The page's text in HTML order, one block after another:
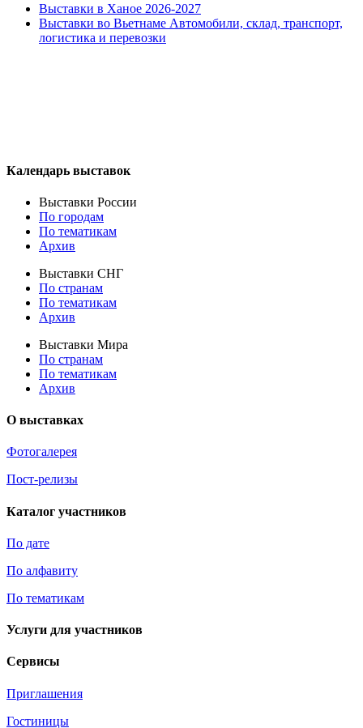
Выставки в Ханое 2026-2027
Выставки во Вьетнаме Автомобили, склад, транспорт,
логистика и перевозки
Календарь выставок
Выставки России
По городам
По тематикам
Архив
Выставки СНГ
По странам
По тематикам
Архив
Выставки Мира
По странам
По тематикам
Архив
О выставках
Фотогалерея
Пост-релизы
Каталог участников
По дате
По алфавиту
По тематикам
Услуги для участников
Сервисы
Приглашения
Гостиницы